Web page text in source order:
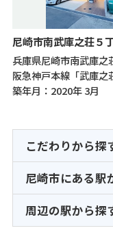
兵庫県尼崎市南武庫之
築年月：2020年 3月
こだわりから探
尼崎市にある駅
周辺の駅から探